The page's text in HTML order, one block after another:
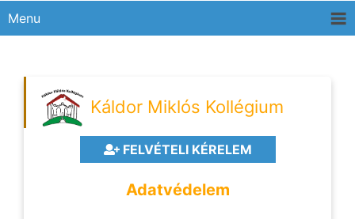
Menu
Káldor Miklós Kollégium
FELVÉTELI KÉRELEM
Adatvédelem